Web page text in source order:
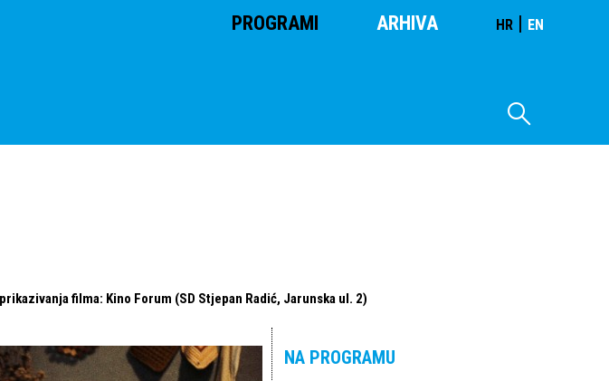
PROGRAMI ARHIVA HR | EN
filma: Kino Forum (SD Stjepan Radić, Jarunska ul. 2)
NA PROGRAMU